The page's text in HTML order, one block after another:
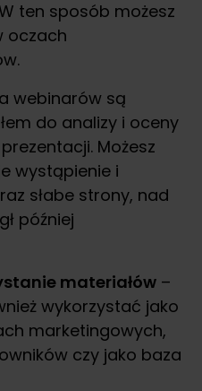
ten sposób możesz
oczach
webinarów są
do analizy i oceny
Możesz
wystąpienie i
słabe strony, nad
później
materiałów –
wykorzystać jako
marketingowych,
czy jako baza